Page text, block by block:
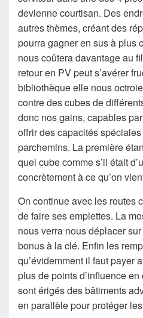
devienne courtisan. Des
autres thèmes, créant des
pourra gagner en sus à plus
nous coûtera davantage au
retour en PV peut s’avérer
bibliothèque elle nous
contre des cubes de
donc nos gains, capables
offrir des capacités
parchemins. La première
quel cube comme s’il était
concrètement à ce qu’on
On continue avec les routes
de faire ses emplettes. La
nous verra nous déplacer
bonus à la clé. Enfin les
qu’évidemment il faut payer
plus de points d’influence
sont érigés des bâtiments
en parallèle pour protéger